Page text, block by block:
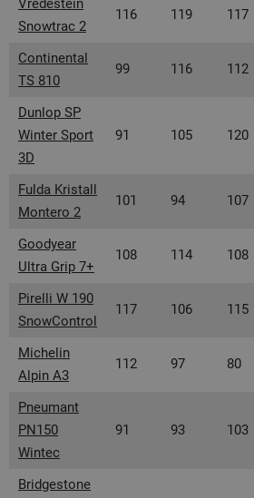
Vredestein
Snowtrac 2
116 119 117
Continental
TS 810
99 116 112
Dunlop SP
Winter Sport
3D
91 105 120
Fulda Kristall
Montero 2
101 94 107
Goodyear
Ultra Grip 7+
108 114 108
Pirelli W 190
SnowControl
117 106 115
Michelin
Alpin A3
112 97 80
Pneumant
PN150
Wintec
91 93 103
Bridgestone